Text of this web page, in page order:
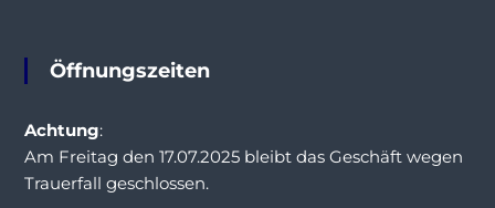
Öffnungszeiten
Achtung:
Am Freitag den 17.07.2025 bleibt das Geschäft wegen
Trauerfall geschlossen.